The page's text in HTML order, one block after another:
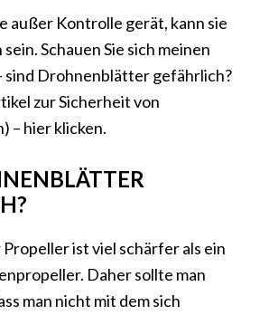
außer Kontrolle gerät, kann sie
Schauen Sie sich meinen
sind Drohnenblätter gefährlich?
zur Sicherheit von
– hier klicken.
ist viel schärfer als ein
Daher sollte man
man nicht mit dem sich